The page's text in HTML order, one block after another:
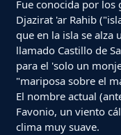
Fue conocida por los
Djazirat 'ar Rahib
que en la isla se alza
llamado Castillo de
para el 'solo un
"mariposa sobre el
El nombre actual
Favonio, un viento
clima muy suave.